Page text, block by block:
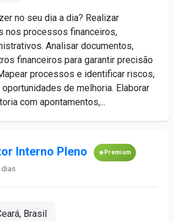
no seu dia a dia? Realizar
nos processos financeiros,
Analisar documentos,
financeiros para garantir precisão
processos e identificar riscos,
de melhoria. Elaborar
com apontamentos,...
Interno Pleno Premium
dias
Brasil